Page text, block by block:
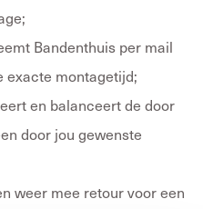
Bandenthuis per mail
exacte montagetijd;
en balanceert de door
door jou gewenste
weer mee retour voor een